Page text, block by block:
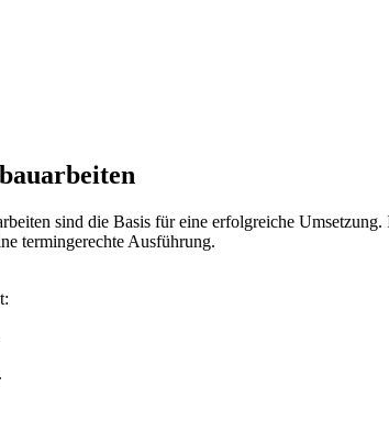
sind die Basis für eine erfolgreiche
termingerechte Ausführung.